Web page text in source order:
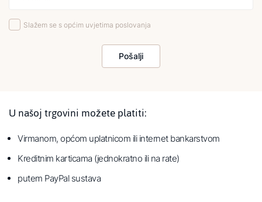
Slažem se s općim uvjetima poslovanja
Pošalji
U našoj trgovini možete platiti:
Virmanom, općom uplatnicom ili internet bankarstvom
Kreditnim karticama (jednokratno ili na rate)
putem PayPal sustava